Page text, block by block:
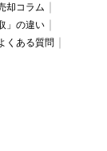
却コラム
」の違い
くある質問